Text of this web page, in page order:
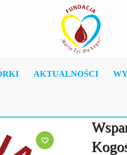
AKTUALNOŚCI